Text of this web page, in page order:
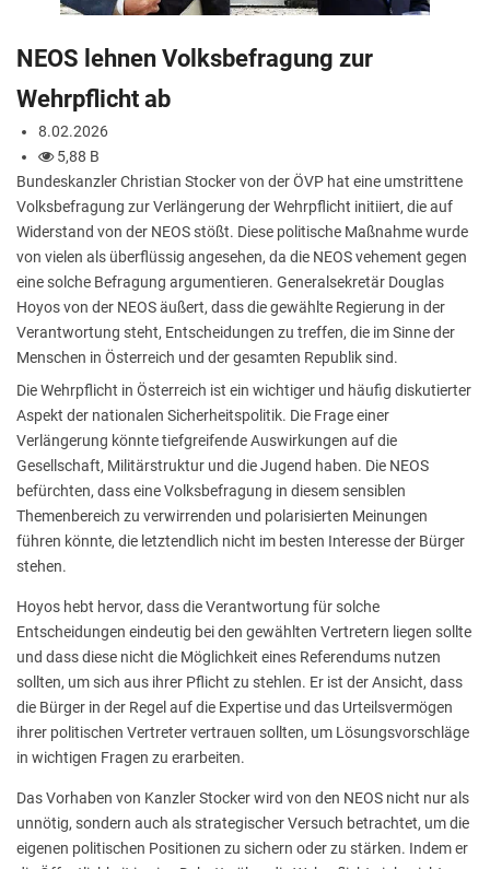
NEOS lehnen Volksbefragung zur
Wehrpflicht ab
8.02.2026
5,88 B
Bundeskanzler Christian Stocker von der ÖVP hat eine umstrittene
Volksbefragung zur Verlängerung der Wehrpflicht initiiert, die auf
Widerstand von der NEOS stößt. Diese politische Maßnahme wurde
von vielen als überflüssig angesehen, da die NEOS vehement gegen
eine solche Befragung argumentieren. Generalsekretär Douglas
Hoyos von der NEOS äußert, dass die gewählte Regierung in der
Verantwortung steht, Entscheidungen zu treffen, die im Sinne der
Menschen in Österreich und der gesamten Republik sind.
Die Wehrpflicht in Österreich ist ein wichtiger und häufig diskutierter
Aspekt der nationalen Sicherheitspolitik. Die Frage einer
Verlängerung könnte tiefgreifende Auswirkungen auf die
Gesellschaft, Militärstruktur und die Jugend haben. Die NEOS
befürchten, dass eine Volksbefragung in diesem sensiblen
Themenbereich zu verwirrenden und polarisierten Meinungen
führen könnte, die letztendlich nicht im besten Interesse der Bürger
stehen.
Hoyos hebt hervor, dass die Verantwortung für solche
Entscheidungen eindeutig bei den gewählten Vertretern liegen sollte
und dass diese nicht die Möglichkeit eines Referendums nutzen
sollten, um sich aus ihrer Pflicht zu stehlen. Er ist der Ansicht, dass
die Bürger in der Regel auf die Expertise und das Urteilsvermögen
ihrer politischen Vertreter vertrauen sollten, um Lösungsvorschläge
in wichtigen Fragen zu erarbeiten.
Das Vorhaben von Kanzler Stocker wird von den NEOS nicht nur als
unnötig, sondern auch als strategischer Versuch betrachtet, um die
eigenen politischen Positionen zu sichern oder zu stärken. Indem er